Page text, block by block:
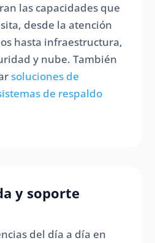
las capacidades que
desde la atención
hasta infraestructura,
y nube. También
soluciones de
de respaldo
y soporte
del día a día en